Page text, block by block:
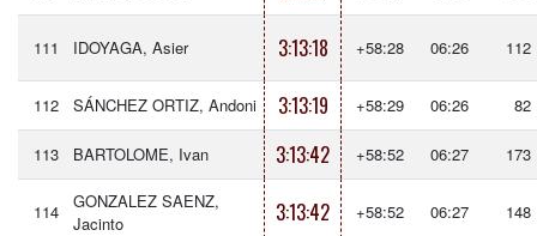
111 IDOYAGA, Asier 3:13:18 +58:28 06:26 112
112 SÁNCHEZ ORTIZ, Andoni 3:13:19 +58:29 06:26 82
113 BARTOLOME, Ivan 3:13:42 +58:52 06:27 173
114
GONZALEZ SAENZ,
Jacinto
3:13:42 +58:52 06:27 148